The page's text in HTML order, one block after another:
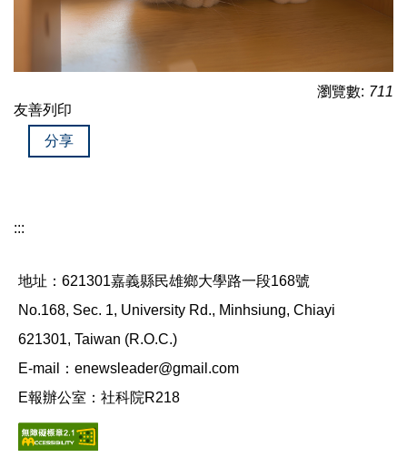
瀏覽數: 711
友善列印
分享
:::
地址：621301嘉義縣民雄鄉大學路一段168號
No.168, Sec. 1, University Rd., Minhsiung, Chiayi
621301, Taiwan (R.O.C.)
E-mail：enewsleader@gmail.com
E報辦公室：社科院R218